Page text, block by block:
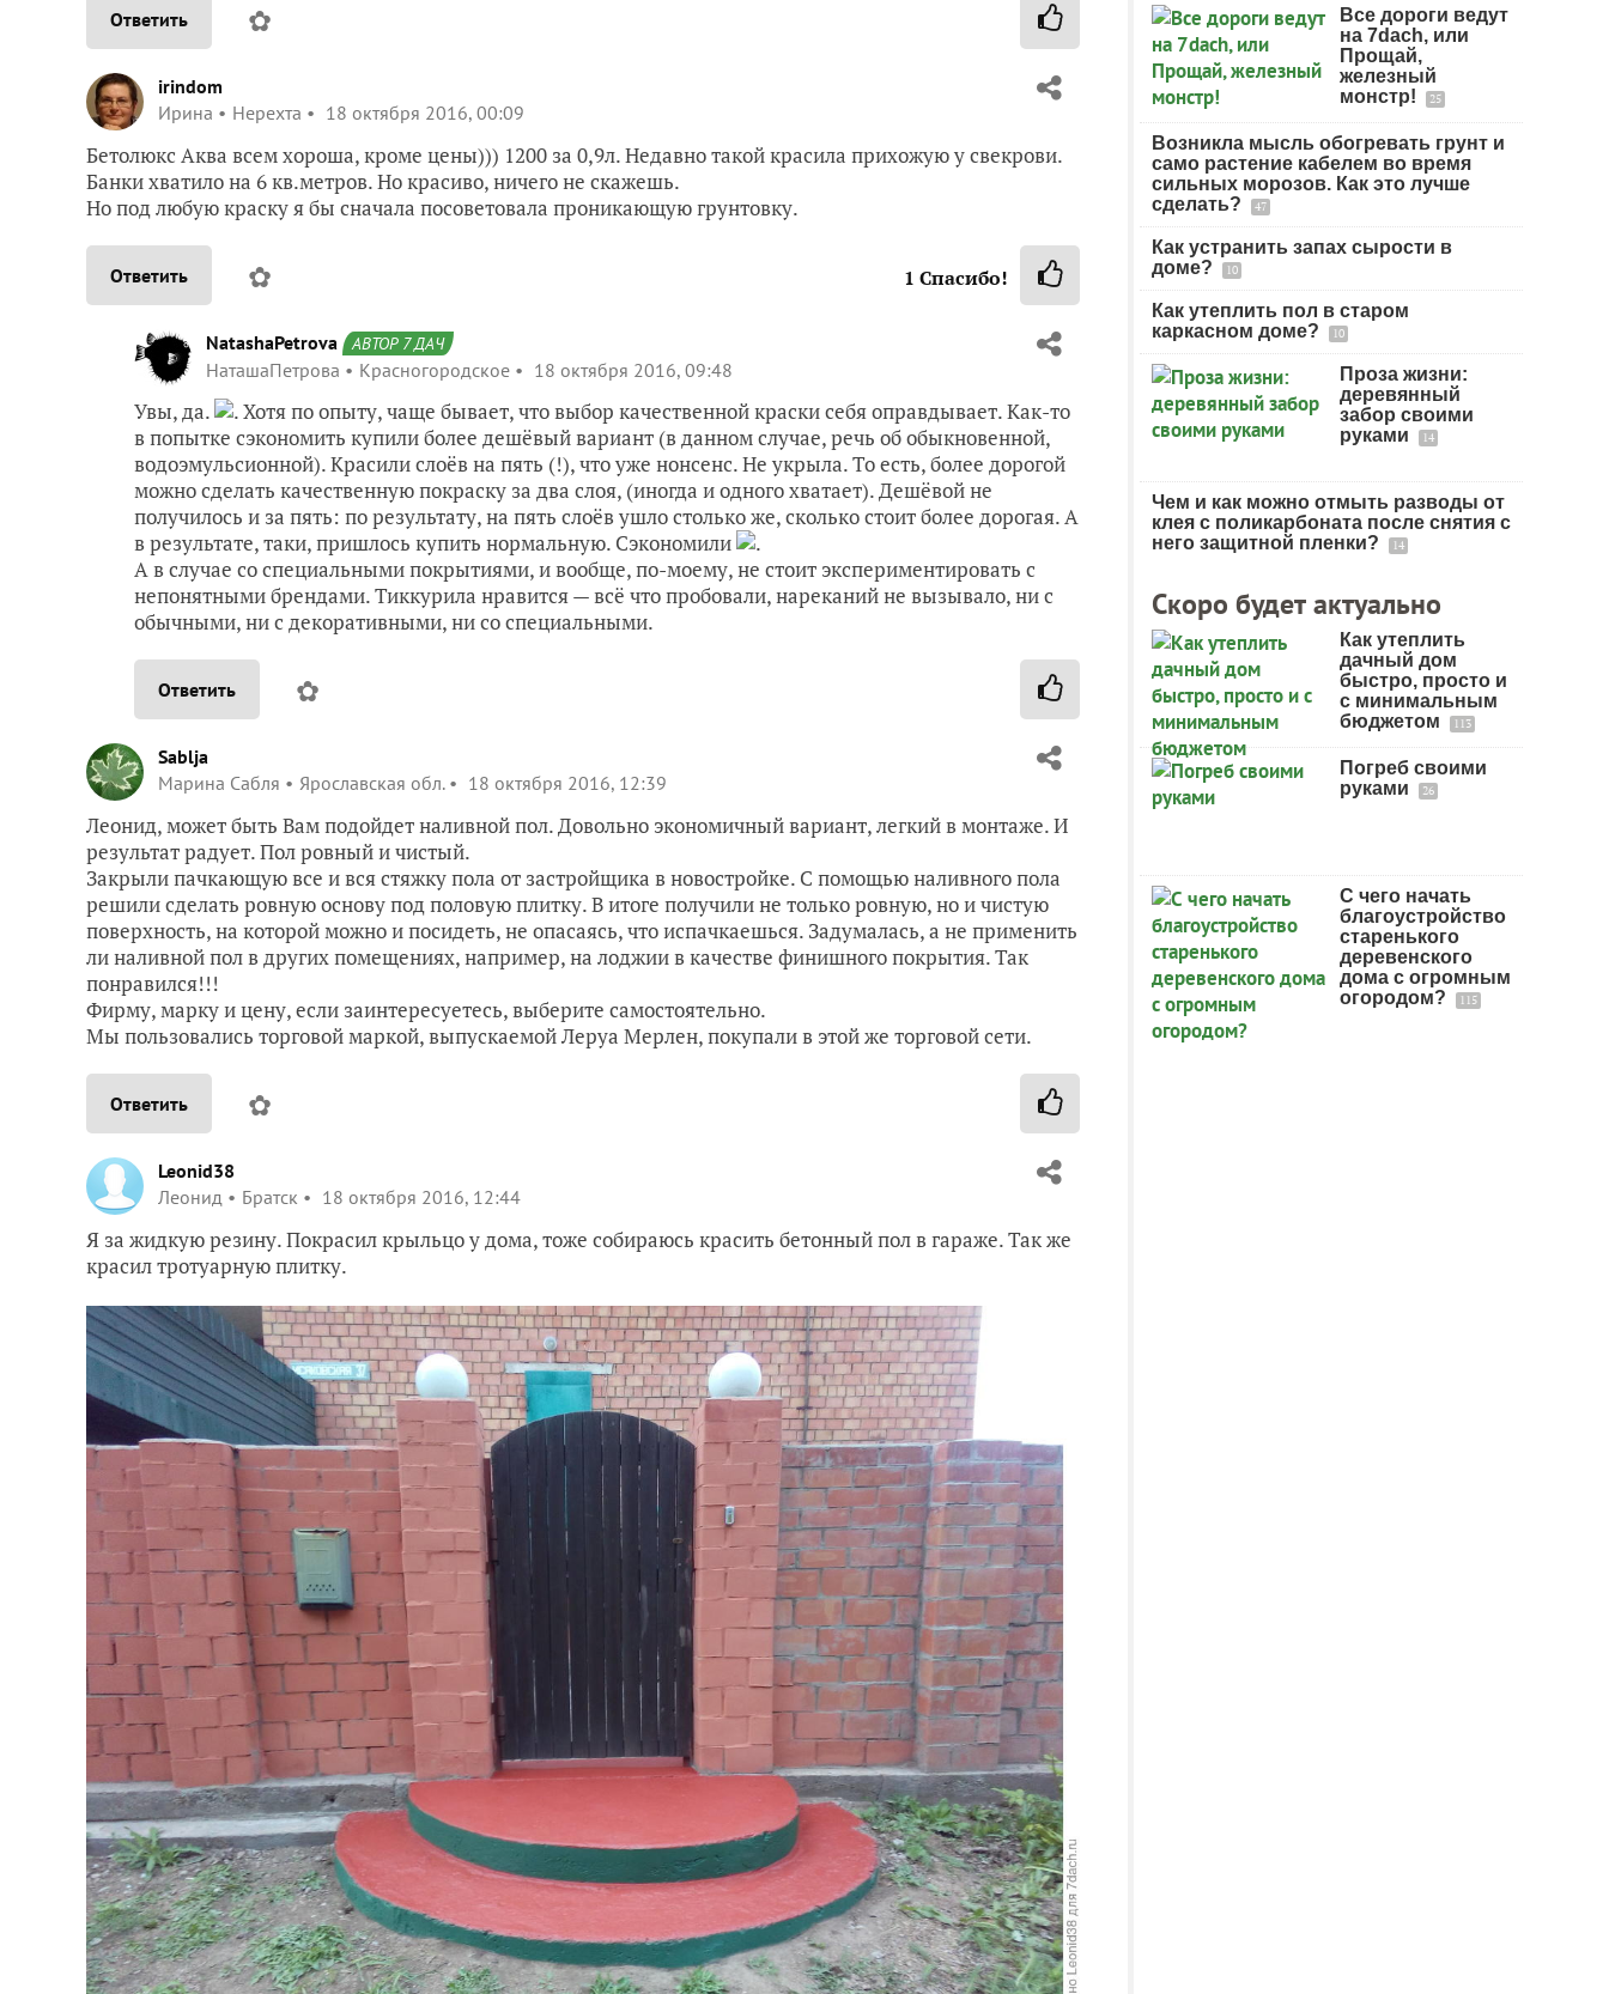
Ответить ✿
irindom
Ирина
Нерехта 18 октября 2016, 00:09
Бетолюкс Аква всем хороша, кроме цены))) 1200 за 0,9л. Недавно такой красила прихожую у свекрови.
Банки хватило на 6 кв.метров. Но красиво, ничего не скажешь.
Но под любую краску я бы сначала посоветовала проникающую грунтовку.
Ответить ✿ 1 Спасибо!
NatashaPetrova АВТОР 7 ДАЧ
НаташаПетрова Красногородское 18 октября 2016, 09:48
Увы, да.
. Хотя по опыту, чаще бывает, что выбор качественной краски себя оправдывает. Как-то
в попытке сэкономить купили более дешёвый вариант (в данном случае, речь об обыкновенной,
водоэмульсионной). Красили слоёв на пять (!), что уже нонсенс. Не укрыла. То есть, более дорогой
можно сделать качественную покраску за два слоя, (иногда и одного хватает). Дешёвой не
получилось и за пять: по результату, на пять слоёв ушло столько же, сколько стоит более дорогая. А
в результате, таки, пришлось купить нормальную. Сэкономили
.
А в случае со специальными покрытиями, и вообще, по-моему, не стоит экспериментировать с
непонятными брендами. Тиккурила нравится — всё что пробовали, нареканий не вызывало, ни с
обычными, ни с декоративными, ни со специальными.
Ответить ✿
Sablja
Марина Сабля
Ярославская обл. 18 октября 2016, 12:39
Леонид, может быть Вам подойдет наливной пол. Довольно экономичный вариант, легкий в монтаже. И
результат радует. Пол ровный и чистый.
Закрыли пачкающую все и вся стяжку пола от застройщика в новостройке. С помощью наливного пола
решили сделать ровную основу под половую плитку. В итоге получили не только ровную, но и чистую
поверхность, на которой можно и посидеть, не опасаясь, что испачкаешься. Задумалась, а не применить
ли наливной пол в других помещениях, например, на лоджии в качестве финишного покрытия. Так
понравился!!!
Фирму, марку и цену, если заинтересуетесь, выберите самостоятельно.
Мы пользовались торговой маркой, выпускаемой Леруа Мерлен, покупали в этой же торговой сети.
Ответить ✿
Leonid38
Леонид
Братск 18 октября 2016, 12:44
Я за жидкую резину. Покрасил крыльцо у дома, тоже собираюсь красить бетонный пол в гараже. Так же
красил тротуарную плитку.
Все дороги ведут
на 7dach, или
Прощай,
железный
монстр!
25
Возникла мысль обогревать грунт и
само растение кабелем во время
сильных морозов. Как это лучше
сделать?
47
Как устранить запах сырости в
доме?
10
Как утеплить пол в старом
каркасном доме?
10
Проза жизни:
деревянный
забор своими
руками
14
Чем и как можно отмыть разводы от
клея с поликарбоната после снятия с
него защитной пленки?
14
Скоро будет актуально
Как утеплить
дачный дом
быстро, просто и
с минимальным
бюджетом
113
Погреб своими
руками
26
С чего начать
благоустройство
старенького
деревенского
дома с огромным
огородом?
115